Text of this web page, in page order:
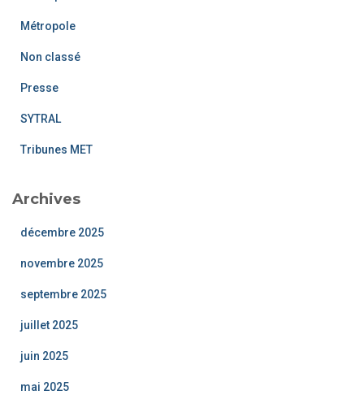
Métropole
Non classé
Presse
SYTRAL
Tribunes MET
Archives
décembre 2025
novembre 2025
septembre 2025
juillet 2025
juin 2025
mai 2025